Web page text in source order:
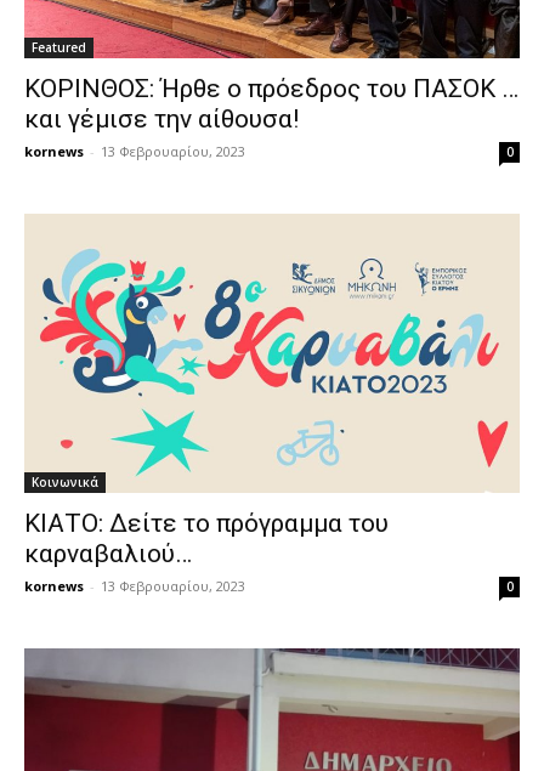
Featured
ΚΟΡΙΝΘΟΣ: Ήρθε ο πρόεδρος του ΠΑΣΟΚ …
και γέμισε την αίθουσα!
kornews - 13 Φεβρουαρίου, 2023 0
Κοινωνικά
ΚΙΑΤΟ: Δείτε το πρόγραμμα του
καρναβαλιού…
kornews - 13 Φεβρουαρίου, 2023 0